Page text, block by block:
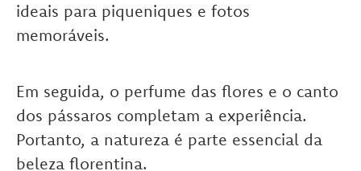
ideais para piqueniques e fotos
memoráveis.
Em seguida, o perfume das flores e o canto
dos pássaros completam a experiência.
Portanto, a natureza é parte essencial da
beleza florentina.